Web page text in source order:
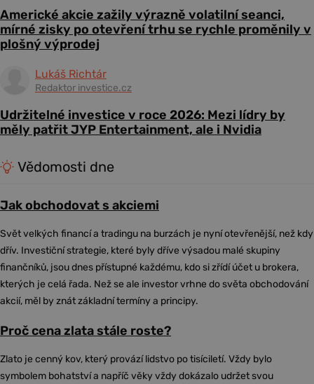
Americké akcie zažily výrazně volatilní seanci,
mírné zisky po otevření trhu se rychle proměnily v
plošný výprodej
Lukáš Richtár
Redaktor investice.cz
Udržitelné investice v roce 2026: Mezi lídry by
měly patřit JYP Entertainment, ale i Nvidia
Vědomosti dne
Jak obchodovat s akciemi
Svět velkých financí a tradingu na burzách je nyní otevřenější, než kdy
dřív. Investiční strategie, které byly dříve výsadou malé skupiny
finančníků, jsou dnes přístupné každému, kdo si zřídí účet u brokera,
kterých je celá řada. Než se ale investor vrhne do světa obchodování
akcií, měl by znát základní termíny a principy.
Proč cena zlata stále roste?
Zlato je cenný kov, který provází lidstvo po tisíciletí. Vždy bylo
symbolem bohatství a napříč věky vždy dokázalo udržet svou